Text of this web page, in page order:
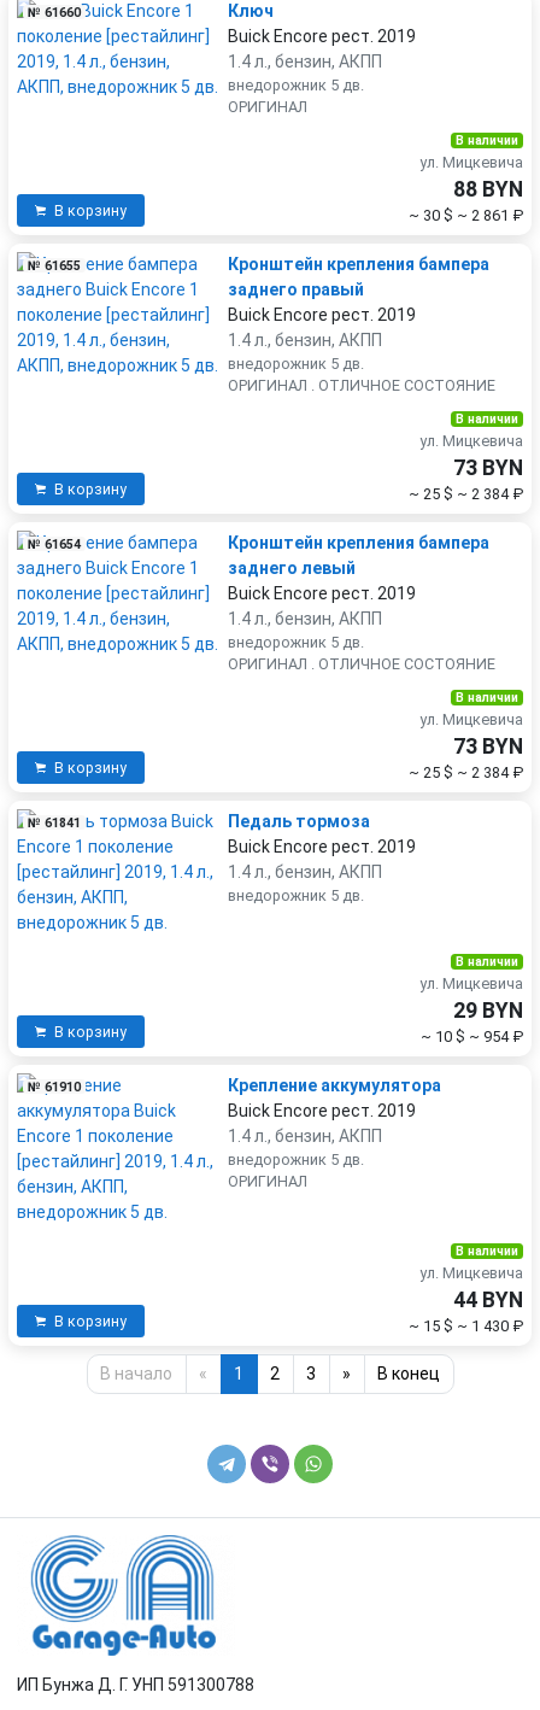
№ 61660
Ключ
Buick Encore рест. 2019
1.4 л., бензин, АКПП
внедорожник 5 дв.
ОРИГИНАЛ
В корзину
В наличии
ул. Мицкевича
88 BYN
~ 30 $ ~ 2 861 ₽
№ 61655
Кронштейн крепления бампера
заднего правый
Buick Encore рест. 2019
1.4 л., бензин, АКПП
внедорожник 5 дв.
ОРИГИНАЛ . ОТЛИЧНОЕ СОСТОЯНИЕ
В корзину
В наличии
ул. Мицкевича
73 BYN
~ 25 $ ~ 2 384 ₽
№ 61654
Кронштейн крепления бампера
заднего левый
Buick Encore рест. 2019
1.4 л., бензин, АКПП
внедорожник 5 дв.
ОРИГИНАЛ . ОТЛИЧНОЕ СОСТОЯНИЕ
В корзину
В наличии
ул. Мицкевича
73 BYN
~ 25 $ ~ 2 384 ₽
№ 61841
Педаль тормоза
Buick Encore рест. 2019
1.4 л., бензин, АКПП
внедорожник 5 дв.
В корзину
В наличии
ул. Мицкевича
29 BYN
~ 10 $ ~ 954 ₽
№ 61910
Крепление аккумулятора
Buick Encore рест. 2019
1.4 л., бензин, АКПП
внедорожник 5 дв.
ОРИГИНАЛ
В корзину
В наличии
ул. Мицкевича
44 BYN
~ 15 $ ~ 1 430 ₽
В начало « 1 2 3 » В конец
ИП Бунжа Д. Г. УНП 591300788